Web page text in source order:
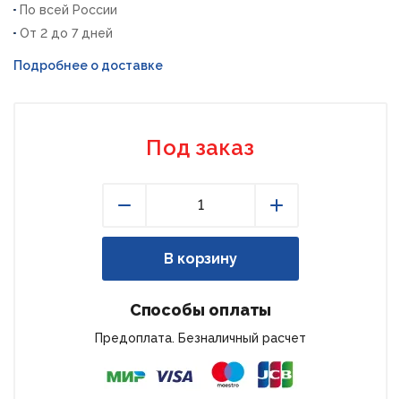
По всей России
От 2 до 7 дней
Подробнее о доставке
Под заказ
В корзину
Способы оплаты
Предоплата. Безналичный расчет